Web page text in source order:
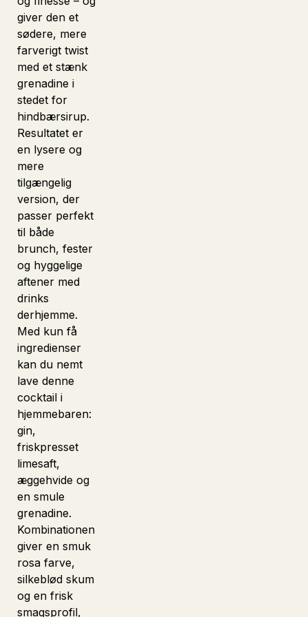
giver den et
sødere, mere
farverigt twist
med et stænk
grenadine i
stedet for
hindbærsirup.
Resultatet er
en lysere og
mere
tilgængelig
version, der
passer perfekt
til både
brunch, fester
og hyggelige
aftener med
drinks
derhjemme.
Med kun få
ingredienser
kan du nemt
lave denne
cocktail i
hjemmebaren:
gin,
friskpresset
limesaft,
æggehvide og
en smule
grenadine.
Kombinationen
giver en smuk
rosa farve,
silkeblød skum
og en frisk
smagsprofil,